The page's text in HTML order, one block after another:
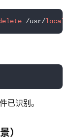
/usr/local
已识别。
）